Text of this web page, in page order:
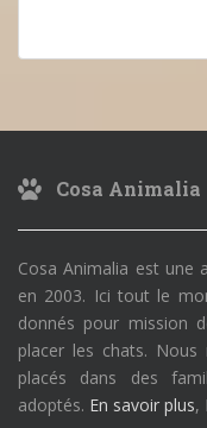
Cosa Animalia
Cosa Animalia est une
en 2003. Ici tout le
donnés pour mission
placer les chats.
placés dans des
adoptés. En savoir plus,